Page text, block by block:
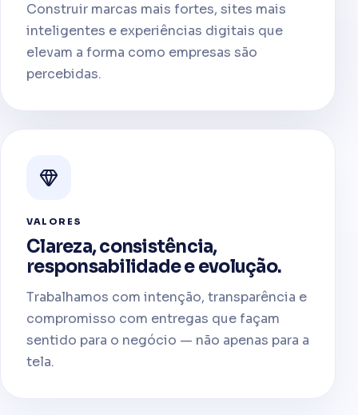
Construir marcas mais fortes, sites mais
inteligentes e experiências digitais que
elevam a forma como empresas são
percebidas.
VALORES
Clareza, consistência,
responsabilidade e evolução.
Trabalhamos com intenção, transparência e
compromisso com entregas que façam
sentido para o negócio — não apenas para a
tela.